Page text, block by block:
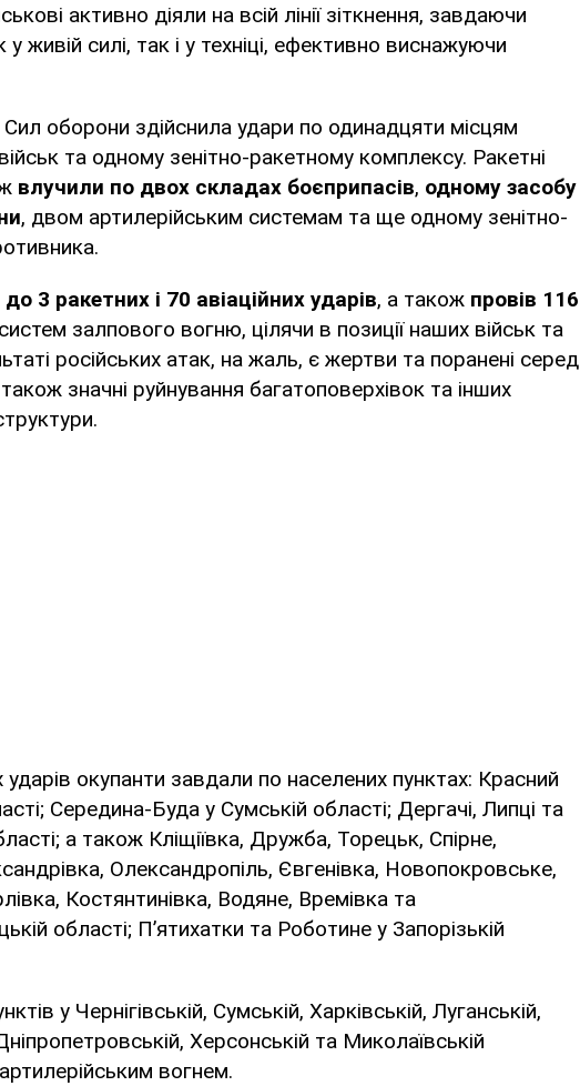
активно діяли на всій лінії зіткнення, завдаючи
живій силі, так і у техніці, ефективно виснажуючи
оборони здійснила удари по одинадцяти місцям
та одному зенітно-ракетному комплексу. Ракетні
влучили по двох складах боєприпасів, одному засобу
, двом артилерійським системам та ще одному зенітно-
3 ракетних і 70 авіаційних ударів, а також провів 116
залпового вогню, цілячи в позиції наших військ та
російських атак, на жаль, є жертви та поранені серед
значні руйнування багатоповерхівок та інших
ударів окупанти завдали по населених пунктах: Красний
Середина-Буда у Сумській області; Дергачі, Липці та
а також Кліщіївка, Дружба, Торецьк, Спірне,
Олександропіль, Євгенівка, Новопокровське,
Костянтинівка, Водяне, Времівка та
області; П’ятихатки та Роботине у Запорізькій
у Чернігівській, Сумській, Харківській, Луганській,
Херсонській та Миколаївській
вогнем.